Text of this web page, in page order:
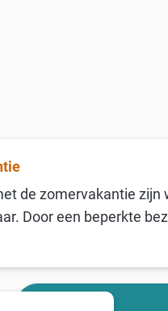
de zomervakantie
Door een beperkte